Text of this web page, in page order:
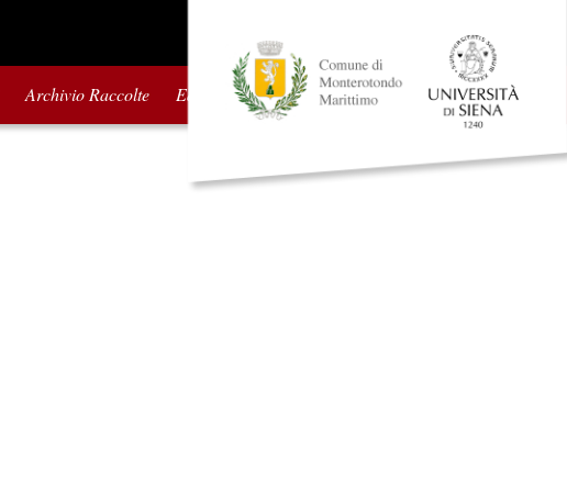
Archivio Raccolte Edizioni precedenti